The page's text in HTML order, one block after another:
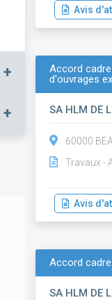
+
+
Avis
Accord
d'ouvrages
SA HLM DE
60000
Travaux -
Avis
Accord
SA HLM DE